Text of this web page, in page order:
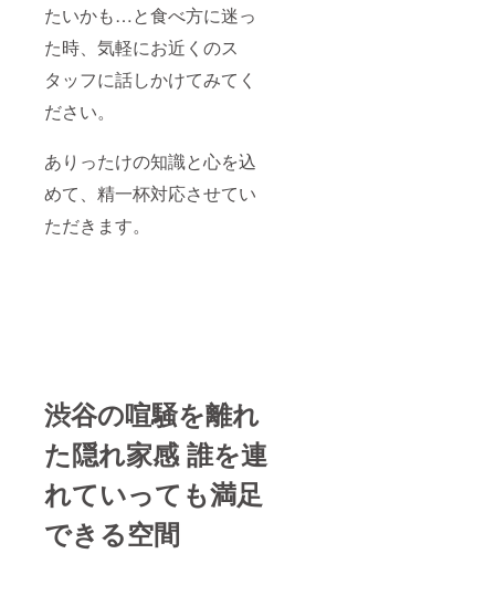
たいかも…と食べ方に迷っ
た時、気軽にお近くのス
タッフに話しかけてみてく
ださい。
ありったけの知識と心を込
めて、精一杯対応させてい
ただきます。
渋谷の喧騒を離れ
た隠れ家感 誰を連
れていっても満足
できる空間